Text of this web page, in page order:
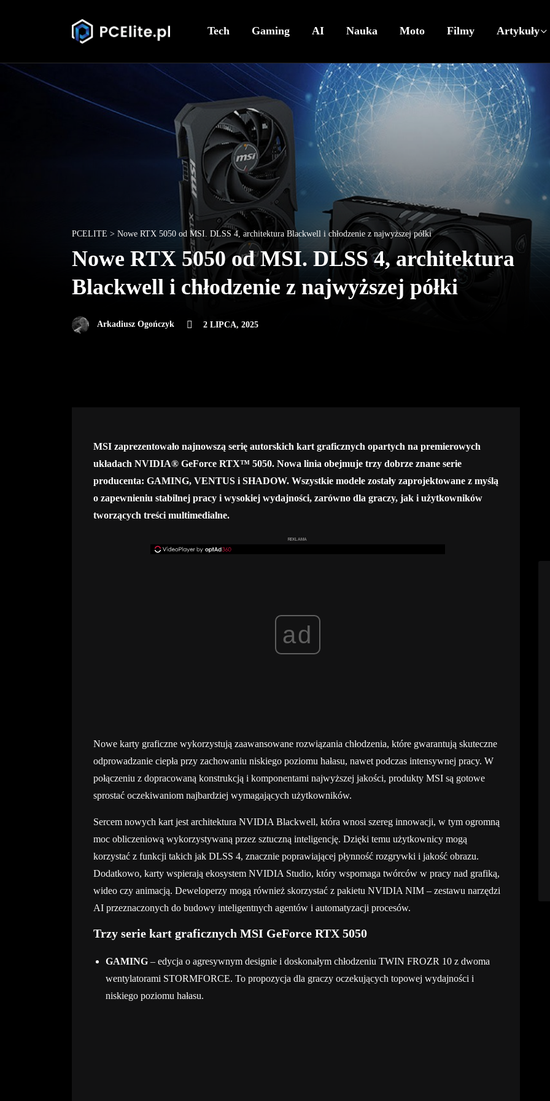
Tech Gaming AI Nauka Moto Filmy Artykuły
PCELITE > Nowe RTX 5050 od MSI. DLSS 4, architektura Blackwell i chłodzenie z najwyższej półki
Nowe RTX 5050 od MSI. DLSS 4, architektura
Blackwell i chłodzenie z najwyższej półki
Arkadiusz Ogończyk 2 LIPCA, 2025
MSI zaprezentowało najnowszą serię autorskich kart graficznych opartych na premierowych
układach NVIDIA® GeForce RTX™ 5050. Nowa linia obejmuje trzy dobrze znane serie
producenta: GAMING, VENTUS i SHADOW. Wszystkie modele zostały zaprojektowane z myślą
o zapewnieniu stabilnej pracy i wysokiej wydajności, zarówno dla graczy, jak i użytkowników
tworzących treści multimedialne.
REKLAMA
ad
Nowe karty graficzne wykorzystują zaawansowane rozwiązania chłodzenia, które gwarantują skuteczne
odprowadzanie ciepła przy zachowaniu niskiego poziomu hałasu, nawet podczas intensywnej pracy. W
połączeniu z dopracowaną konstrukcją i komponentami najwyższej jakości, produkty MSI są gotowe
sprostać oczekiwaniom najbardziej wymagających użytkowników.
Sercem nowych kart jest architektura NVIDIA Blackwell, która wnosi szereg innowacji, w tym ogromną
moc obliczeniową wykorzystywaną przez sztuczną inteligencję. Dzięki temu użytkownicy mogą
korzystać z funkcji takich jak DLSS 4, znacznie poprawiającej płynność rozgrywki i jakość obrazu.
Dodatkowo, karty wspierają ekosystem NVIDIA Studio, który wspomaga twórców w pracy nad grafiką,
wideo czy animacją. Deweloperzy mogą również skorzystać z pakietu NVIDIA NIM – zestawu narzędzi
AI przeznaczonych do budowy inteligentnych agentów i automatyzacji procesów.
Trzy serie kart graficznych MSI GeForce RTX 5050
GAMING – edycja o agresywnym designie i doskonałym chłodzeniu TWIN FROZR 10 z dwoma
wentylatorami STORMFORCE. To propozycja dla graczy oczekujących topowej wydajności i
niskiego poziomu hałasu.